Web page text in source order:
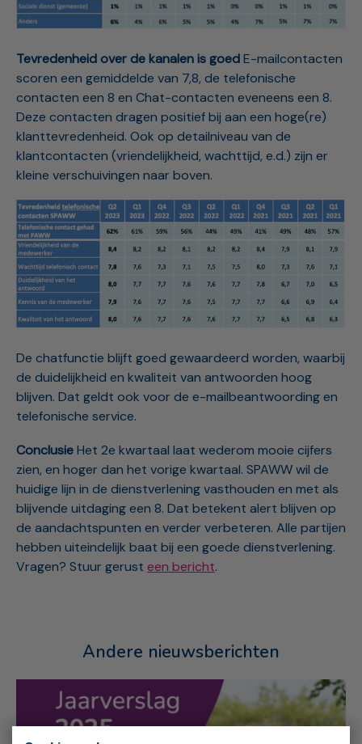
Tevredenheid over de kanalen is goedE-mailcontacten
scoren een gemiddelde van 7,8, de telefonische
contacten een 8 en Chat-contacten eveneens een 8.
Deze contacten dragen positief bij aan een hoge(re)
klanttevredenheid. Ook op detailniveau van de
klantcontacten (vriendelijkheid, wachttijd, e.d.) zijn er
kleine verschuivingen naar boven.
De chatfunctie blijft goed gewaardeerd worden, waarbij
de duidelijkheid en kwaliteit van antwoorden hoog
blijven. Dat geldt ook voor de e-mailbeantwoording en
telefonische service.
ConclusieHet 2e kwartaal laat wederom mooie cijfers
zien, en hoger dan het vorige kwartaal. SPAWW wil de
huidige lijn in de dienstverlening vasthouden en met als
blijvende uitdaging een 8. Dat betekent alert blijven op
de aandachtspunten en verder verbeteren. Alle partijen
hebben uiteindelijk baat bij een goede dienstverlening.
Vragen? Stuur gerust een bericht.
Andere nieuwsberichten